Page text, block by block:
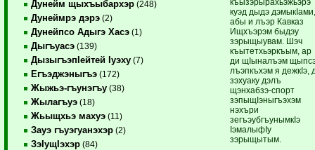
Дунейм щыхъыбархэр (248)
Дунеймрэ дэрэ (2)
Дунейпсо Адыгэ Хасэ (1)
Дыгъуасэ (139)
ДызыгъэпIейтей Iуэху (7)
Егъэджэныгъэ (172)
Жыжьэ-гъунэгъу (38)
Жылагъуэ (18)
Жьыщхьэ махуэ (11)
Зауэ гъуэгуанэхэр (2)
ЗэIущIэхэр (84)
куэд дыдэ
абы и лъэр Кавказ
Ищхъэрэм быдэу
зэрыщыувам. Шэч
къытетхьэркъым, ар
ди щIыналъэм
лъэпкъхэм я дежкIэ,
зэхуаку дэлъ
щэнхабзэ-спорт
зэпыщIэныгъэхэм
нэхъри
зегъэубгъунымкIэ
IэмалыфIу
зэрыщытым.